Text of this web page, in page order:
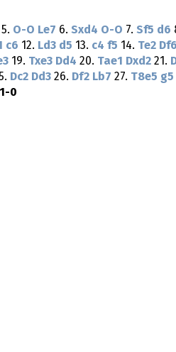
5. O-O Le7 6. Sxd4 O-O 7. Sf5 d6
c6 12. Ld3 d5 13. c4 f5 14. Te2 Df6
19. Txe3 Dd4 20. Tae1 Dxd2 21.
Dc2 Dd3 26. Df2 Lb7 27. T8e5 g5
1-0